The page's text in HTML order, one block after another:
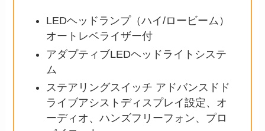
LEDヘッドランプ（ハイ/ロービーム）
オートレベライザー付
アダプティブLEDヘッドライトシステ
ム
ステアリングスイッチ アドバンスドド
ライブアシストディスプレイ設定、オ
ーディオ、ハンズフリーフォン、プロ